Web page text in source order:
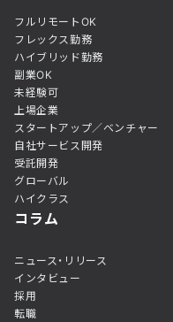
フルリモートOK
フレックス勤務
ハイブリッド勤務
副業OK
未経験可
上場企業
スタートアップ／ベンチャー
自社サービス開発
受託開発
グローバル
ハイクラス
コラム
ニュース・リリース
インタビュー
採用
転職